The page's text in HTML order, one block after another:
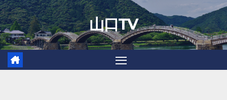
Skip
to
content
山口TV